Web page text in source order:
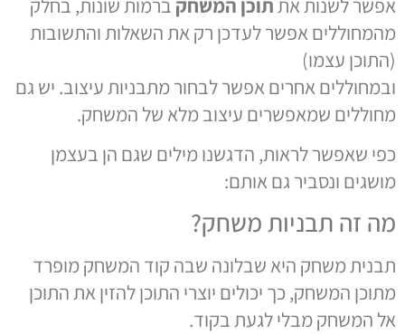
מהמחוללים אפשר לעדכן רק את השאלות והתשובות
(התוכן עצמו)
ובמחוללים אחרים אפשר לבחור מתבניות עיצוב. יש גם
מחוללים שמאפשרים עיצוב מלא של המשחק.
כפי שאפשר לראות, הדגשנו מילים שגם הן בעצמן
מושגים ונסביר גם אותם:
מה זה תבניות משחק?
תבנית משחק היא שבלונה שבה קוד המשחק מופרד
מתוכן המשחק, כך יכולים יוצרי התוכן להזין את התוכן
אל המשחק מבלי לגעת בקוד.